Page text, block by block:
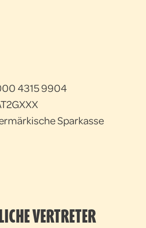
4315 9904
Sparkasse
VERTRETER